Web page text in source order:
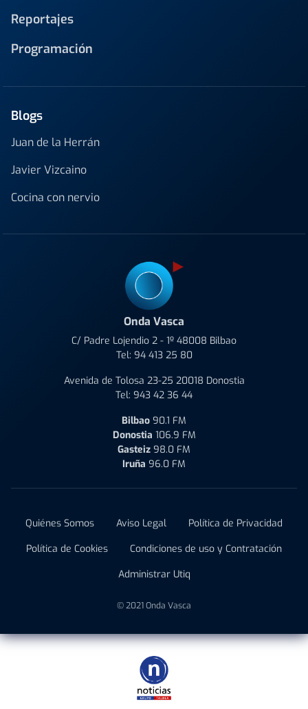
Reportajes
Programación
Blogs
Juan de la Herrán
Javier Vizcaino
Cocina con nervio
Onda Vasca
C/ Padre Lojendio 2 - 1º 48008 Bilbao
Tel: 94 413 25 80
Avenida de Tolosa 23-25 20018 Donostia
Tel: 943 42 36 44
Bilbao 90.1 FM
Donostia 106.9 FM
Gasteiz 98.0 FM
Iruña 96.0 FM
Quiénes Somos Aviso Legal
Política de Privacidad
Política de Cookies
Condiciones de uso y Contratación
Administrar Utiq
© 2021 Onda Vasca